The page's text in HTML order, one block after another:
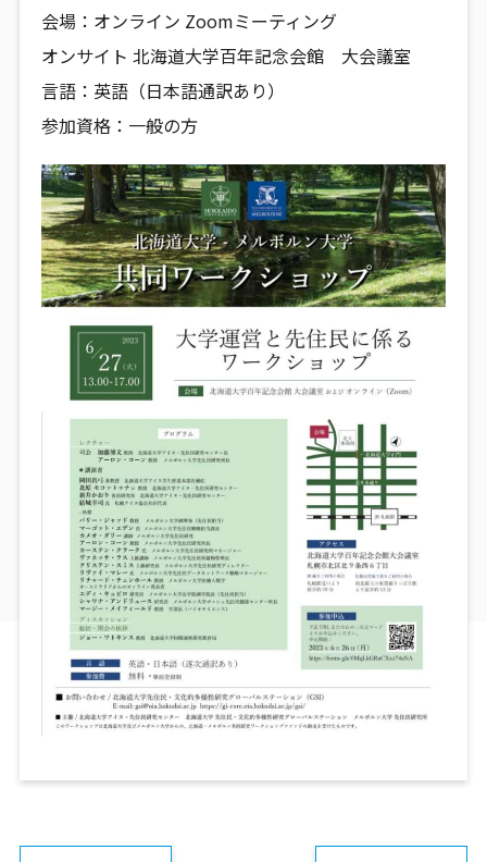
会場：オンライン Zoomミーティング
オンサイト 北海道大学百年記念会館 大会議室
言語：英語（日本語通訳あり）
参加資格：一般の方